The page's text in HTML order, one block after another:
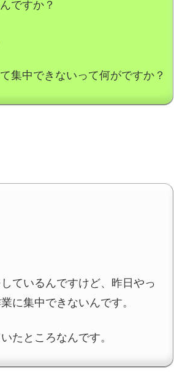
ですか？
集中できないって何がですか？
ているんですけど、昨日やっ
に集中できないんです。
たところなんです。